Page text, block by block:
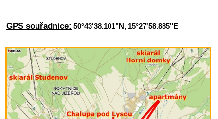
GPS souřadnice: 50°43'38.101"N, 15°27'58.885"E